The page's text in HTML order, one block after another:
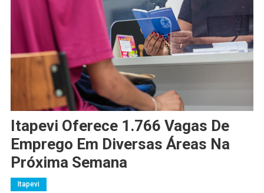
Itapevi Oferece 1.766 Vagas De
Emprego Em Diversas Áreas Na
Próxima Semana
Itapevi